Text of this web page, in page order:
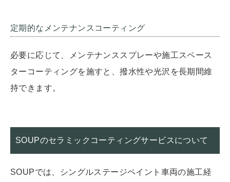
定期的なメンテナンスコーティング
必要に応じて、メンテナンススプレーや施工スペース
ターコーティングを施すと、撥水性や光沢を長期間維
持できます。
SOUPのセラミックコーティングサービスについて
SOUPでは、シングルステージペイント車両の施工経